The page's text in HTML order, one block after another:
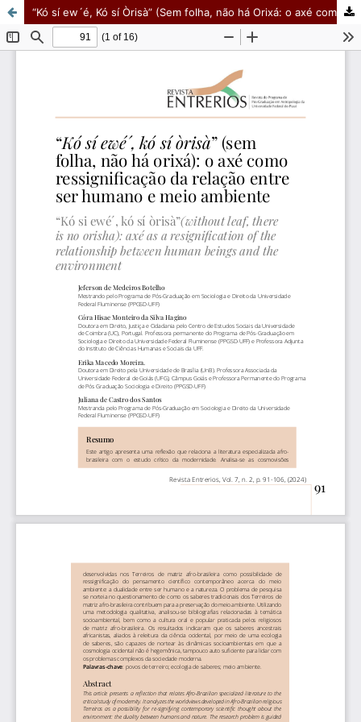
“Kó sí ew´é, Kó sí Òrisà” (Sem folha, não há Orixá: o axé como ressignificação da relação entre ser humano e meio ambiente